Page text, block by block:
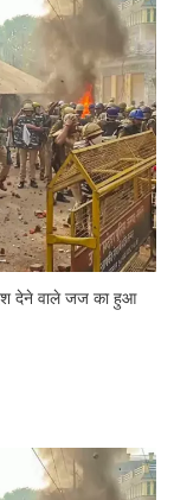
देने वाले जज का हुआ